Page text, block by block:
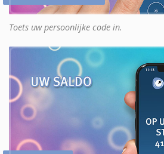
Toets uw persoonlijke code in.